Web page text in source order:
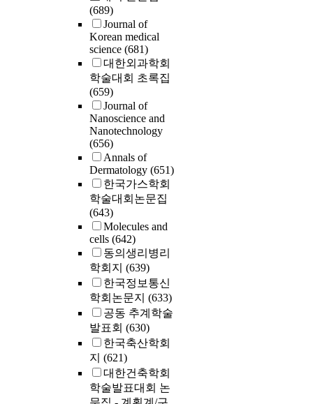
(689)
Journal of
Korean medical
science (681)
대한외과학회
학술대회 초록집
(659)
Journal of
Nanoscience and
Nanotechnology
(656)
Annals of
Dermatology (651)
한국가스학회
학술대회논문집
(643)
Molecules and
cells (642)
동의생리병리
학회지 (639)
한국정보통신
학회논문지 (633)
공동 추계학술
발표회 (630)
한국축산학회
지 (621)
대한건축학회
학술발표대회 논